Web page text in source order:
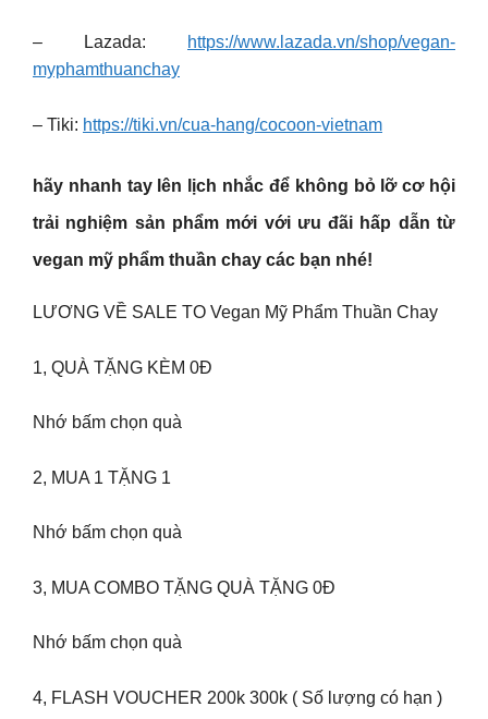
– Lazada:
https://www.lazada.vn/shop/vegan-
myphamthuanchay
– Tiki: https://tiki.vn/cua-hang/cocoon-vietnam
hãy nhanh tay lên lịch nhắc để không bỏ lỡ cơ hội
trải nghiệm sản phẩm mới với ưu đãi hấp dẫn từ
vegan mỹ phẩm thuần chay các bạn nhé!
LƯƠNG VỀ SALE TO Vegan Mỹ Phẩm Thuần Chay
1, QUÀ TẶNG KÈM 0Đ
Nhớ bấm chọn quà
2, MUA 1 TẶNG 1
Nhớ bấm chọn quà
3, MUA COMBO TẶNG QUÀ TẶNG 0Đ
Nhớ bấm chọn quà
4, FLASH VOUCHER 200k 300k ( Số lượng có hạn )